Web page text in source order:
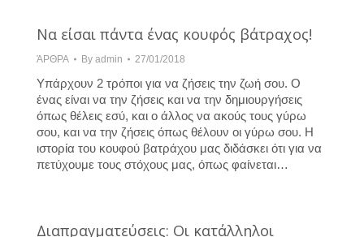
Να είσαι πάντα ένας κουφός βάτραχος!
ΆΡΘΡΑ By admin 27/01/2018
Υπάρχουν 2 τρόποι για να ζήσεις την ζωή σου. Ο
ένας είναι να την ζήσεις και να την δημιουργήσεις
όπως θέλεις εσύ, και ο άλλος να ακούς τους γύρω
σου, και να την ζήσεις όπως θέλουν οι γύρω σου. Η
ιστορία του κουφού βατράχου μας διδάσκει ότι για να
πετύχουμε τους στόχους μας, όπως φαίνεται…
Διαπραγματεύσεις: Οι κατάλληλοι